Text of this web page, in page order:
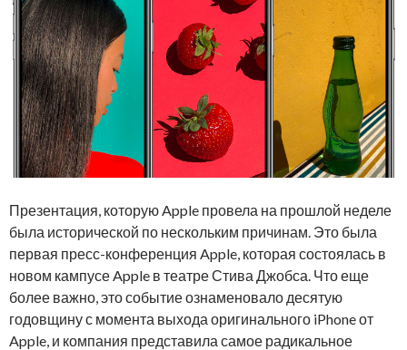
Презентация, которую Apple провела на прошлой неделе
была исторической по нескольким причинам. Это была
первая пресс-конференция Apple, которая состоялась в
новом кампусе Apple в театре Стива Джобса. Что еще
более важно, это событие ознаменовало десятую
годовщину с момента выхода оригинального iPhone от
Apple, и компания представила самое радикальное